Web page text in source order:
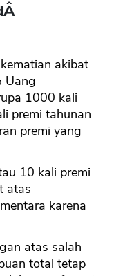
Â
akibat
Uang
1000 kali
premi tahunan
premi yang
10 kali premi
atas
karena
atas salah
total tetap